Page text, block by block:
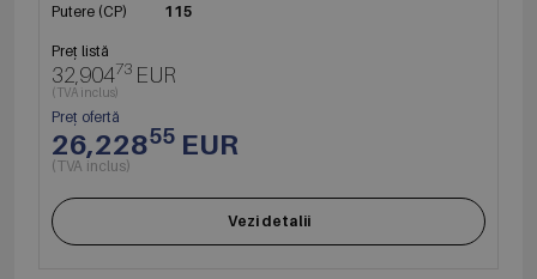
Putere (CP)
115
Preț listă
32,90473 EUR
(TVA inclus)
Preț ofertă
26,22855 EUR
(TVA inclus)
Vezi detalii